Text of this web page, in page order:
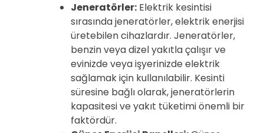
Jeneratörler: Elektrik kesintisi
sırasında jeneratörler, elektrik enerjisi
üretebilen cihazlardır. Jeneratörler,
benzin veya dizel yakıtla çalışır ve
evinizde veya işyerinizde elektrik
sağlamak için kullanılabilir. Kesinti
süresine bağlı olarak, jeneratörlerin
kapasitesi ve yakıt tüketimi önemli bir
faktördür.